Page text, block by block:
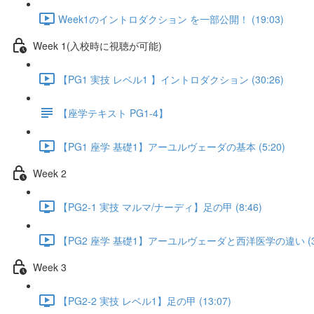
Week1のイントロダクション を一部公開！ (19:03)
Week 1(入校時に視聴が可能)
【PG1 実技 レベル1 】イントロダクション (30:26)
【座学テキスト PG1-4】
【PG1 座学 基礎1】アーユルヴェーダの基本 (5:20)
Week 2
【PG2-1 実技 マルマ/ナーディ】足の甲 (8:46)
【PG2 座学 基礎1】アーユルヴェーダと西洋医学の違い
Week 3
【PG2-2 実技 レベル1】足の甲 (13:07)